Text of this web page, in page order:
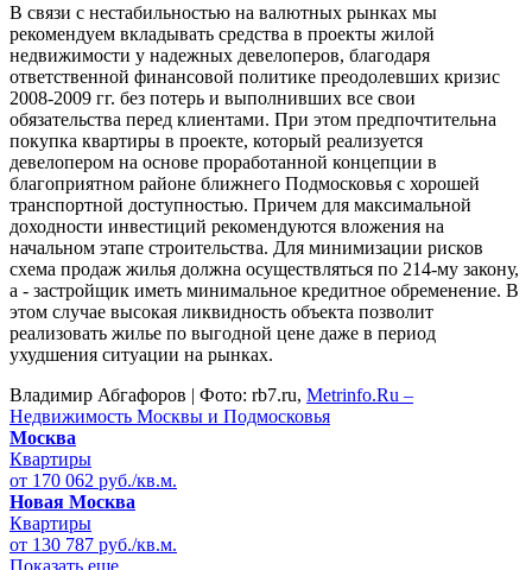
В связи с нестабильностью на валютных рынках мы
рекомендуем вкладывать средства в проекты жилой
недвижимости у надежных девелоперов, благодаря
ответственной финансовой политике преодолевших кризис
2008-2009 гг. без потерь и выполнивших все свои
обязательства перед клиентами. При этом предпочтительна
покупка квартиры в проекте, который реализуется
девелопером на основе проработанной концепции в
благоприятном районе ближнего Подмосковья с хорошей
транспортной доступностью. Причем для максимальной
доходности инвестиций рекомендуются вложения на
начальном этапе строительства. Для минимизации рисков
схема продаж жилья должна осуществляться по 214-му закону,
а - застройщик иметь минимальное кредитное обременение. В
этом случае высокая ликвидность объекта позволит
реализовать жилье по выгодной цене даже в период
ухудшения ситуации на рынках.
Владимир Абгафоров | Фото: rb7.ru, Metrinfo.Ru –
Недвижимость Москвы и Подмосковья
Москва
Квартиры
от 170 062 руб./кв.м.
Новая Москва
Квартиры
от 130 787 руб./кв.м.
Показать еще